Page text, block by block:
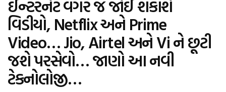
ઈન્ટરનેટ વગર જ જોઈ શકાશે
વિડીયો, Netflix અને Prime
Video… Jio, Airtel અને Vi ને છૂટી
જશે પરસેવો… જાણો આ નવી
ટેકનોલોજી…